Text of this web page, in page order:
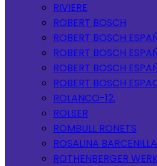
RIVIERE
ROBERT BOSCH
ROBERT BOSCH
ROBERT BOSCH
ROBERT BOSCH
ROBERT BOSCH
ROLANCO-12.
ROLSER
ROMBULL RONETS
ROSALINA
ROTHENBERGER